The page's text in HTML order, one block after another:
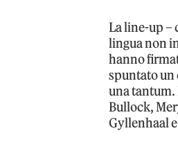
La line-up –
lingua non
hanno
spuntato un
una
Bullock,
Gyllenhaal